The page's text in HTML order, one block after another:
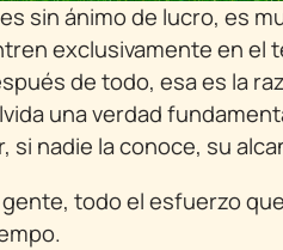
sin ánimo de lucro, es
exclusivamente en el
de todo, esa es la
una verdad
nadie la conoce, su
todo el esfuerzo